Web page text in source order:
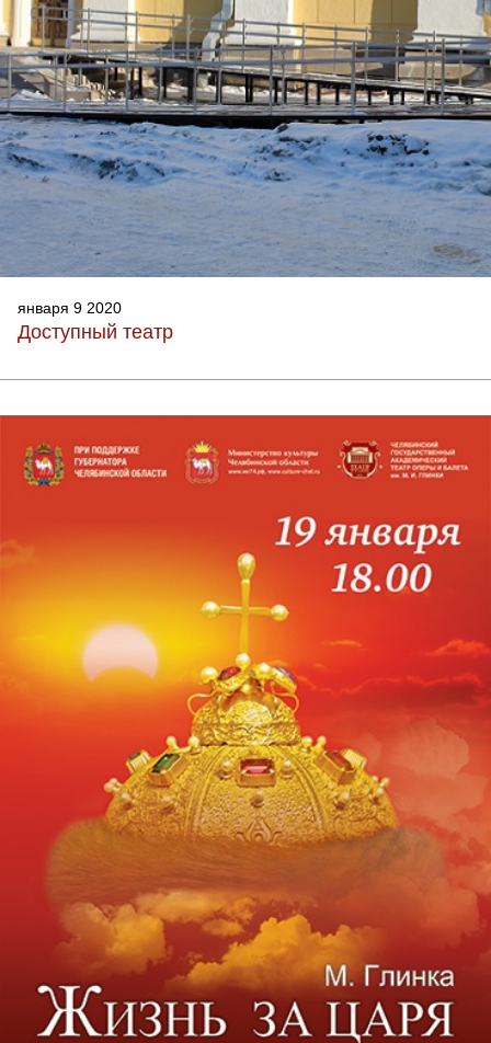
января 9 2020
Доступный театр